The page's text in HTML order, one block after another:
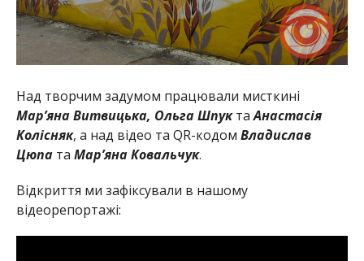
Над творчим задумом працювали мисткині
Мар’яна Витвицька, Ольга Шпук таАнастасія
Колісняк, а над відео та QR-кодом Владислав
Цюпата Мар’яна Ковальчук.
Відкриття ми зафіксували в нашому
відеорепортажі: